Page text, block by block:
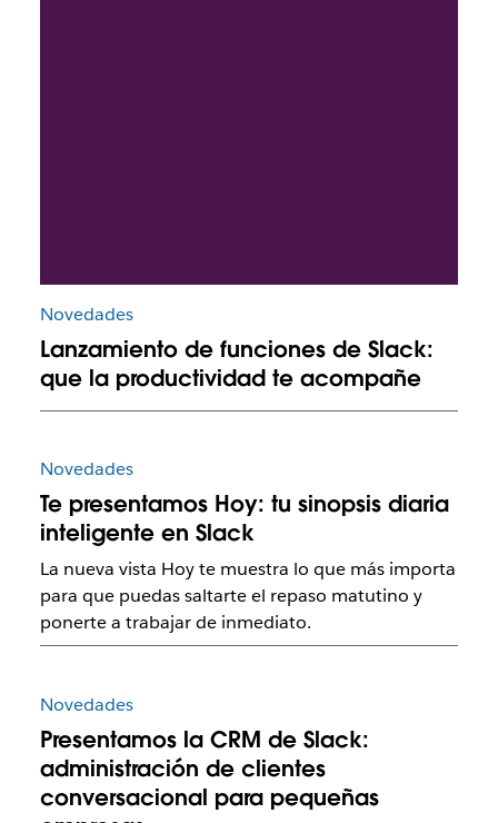
Novedades
Lanzamiento de funciones de Slack:
que la productividad te acompañe
Novedades
Te presentamos Hoy: tu sinopsis diaria
inteligente en Slack
La nueva vista Hoy te muestra lo que más importa
para que puedas saltarte el repaso matutino y
ponerte a trabajar de inmediato.
Novedades
Presentamos la CRM de Slack:
administración de clientes
conversacional para pequeñas